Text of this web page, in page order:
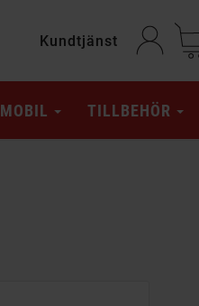
Kundtjänst
MOBIL TILLBEHÖR